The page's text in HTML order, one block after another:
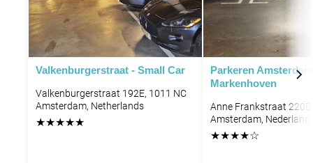
P
P
Valkenburgerstraat - Small Car
Valkenburgerstraat 192E, 1011 NC
Amsterdam, Netherlands
★★★★★
Parkeren
Markenhoven
Anne Frankstraat
Amsterdam, Nederland
★★★★☆